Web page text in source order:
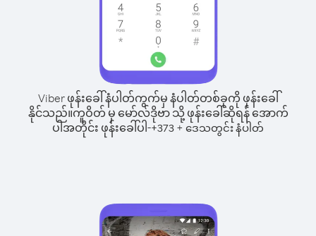
Viber ဖုန်းခေါ်နံပါတ်ကွက်မှ နံပါတ်တစ်ခုကို ဖုန်းခေါ်
နိုင်သည်။ကူဝိတ် မှ မော်လ်ဒိုဗာ သို့ ဖုန်းခေါ်ဆိုရန် အောက်
ပါအတိုင်း ဖုန်းခေါ်ပါ-+373 + ဒေသတွင်း နံပါတ်